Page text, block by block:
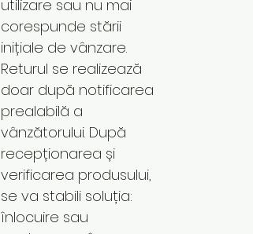
utilizare sau nu mai
corespunde stării
inițiale de vânzare.
Returul se realizează
doar după notificarea
prealabilă a
vânzătorului. După
recepționarea și
verificarea produsului,
se va stabili soluția:
înlocuire sau